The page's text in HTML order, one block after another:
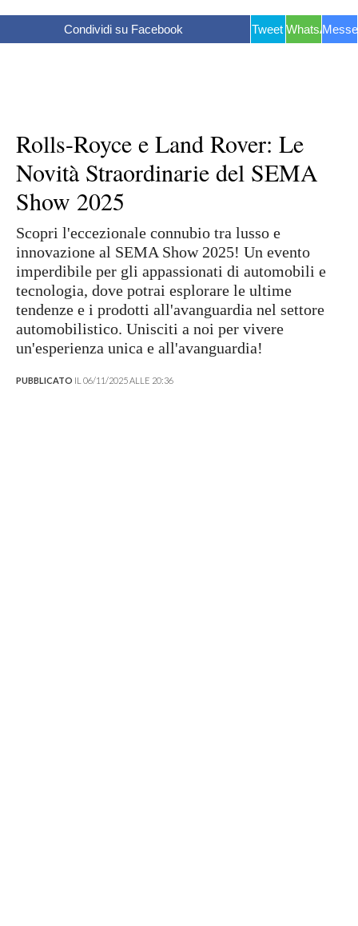
Condividi su Facebook Tweet WhatsApp
Rolls-Royce e Land Rover: Le
Novità Straordinarie del SEMA
Show 2025
Scopri l'eccezionale connubio tra lusso e
innovazione al SEMA Show 2025! Un evento
imperdibile per gli appassionati di automobili e
tecnologia, dove potrai esplorare le ultime
tendenze e i prodotti all'avanguardia nel settore
automobilistico. Unisciti a noi per vivere
un'esperienza unica e all'avanguardia!
PUBBLICATO IL 06/11/2025 ALLE 20:36